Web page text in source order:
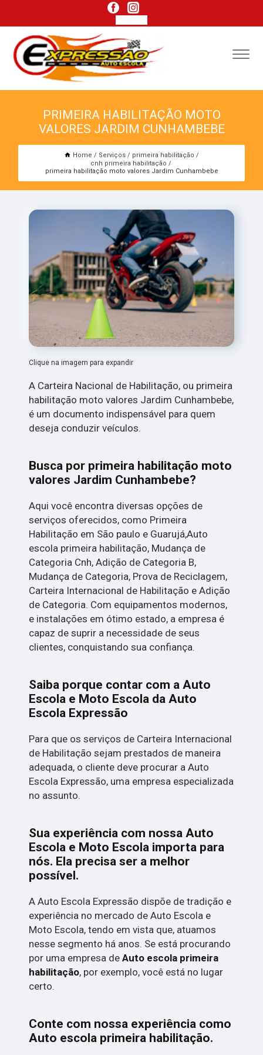
PRIMEIRA HABILITAÇÃO MOTO
VALORES JARDIM CUNHAMBEBE
Home Serviços
primeira habilitação
cnh primeira habilitação
primeira habilitação moto valores Jardim Cunhambebe
Clique na imagem para expandir
A Carteira Nacional de Habilitação, ou primeira
habilitação moto valores Jardim Cunhambebe,
é um documento indispensável para quem
deseja conduzir veículos.
Busca por primeira habilitação moto
valores Jardim Cunhambebe?
Aqui você encontra diversas opções de
serviços oferecidos, como Primeira
Habilitação em São paulo e Guarujá,Auto
escola primeira habilitação, Mudança de
Categoria Cnh, Adição de Categoria B,
Mudança de Categoria, Prova de Reciclagem,
Carteira Internacional de Habilitação e Adição
de Categoria. Com equipamentos modernos,
e instalações em ótimo estado, a empresa é
capaz de suprir a necessidade de seus
clientes, conquistando sua confiança.
Saiba porque contar com a Auto
Escola e Moto Escola da Auto
Escola Expressão
Para que os serviços de Carteira Internacional
de Habilitação sejam prestados de maneira
adequada, o cliente deve procurar a Auto
Escola Expressão, uma empresa especializada
no assunto.
Sua experiência com nossa Auto
Escola e Moto Escola importa para
nós. Ela precisa ser a melhor
possível.
A Auto Escola Expressão dispõe de tradição e
experiência no mercado de Auto Escola e
Moto Escola, tendo em vista que, atuamos
nesse segmento há anos. Se está procurando
por uma empresa deAuto escola primeira
habilitação, por exemplo, você está no lugar
certo.
Conte com nossa experiência como
Auto escola primeira habilitação.